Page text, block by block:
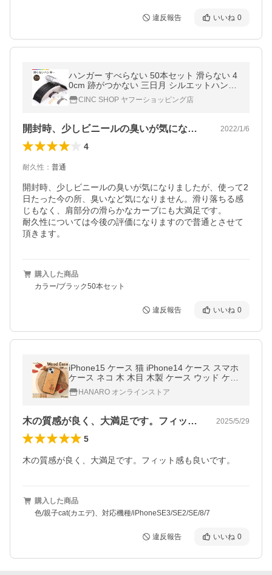
違反報告 いいね 0
ハンガー すべらない 50本セット 滑らない 4
0cm 跡がつかない 三日月 シルエットハンガ
ー ズボン スカート アーチ PVCコーティング
CINC SHOP ヤフーショッピング店
開封時、少しビニールの臭いが気になりま… 2022/1/6
4
耐久性 ： 普通
開封時、少しビニールの臭いが気になりましたが、使って2
日たった今の所、臭いなど気になりません。滑り落ちる感
じもなく、肩部分の滑らかなカーブにも大満足です。
耐久性については今後の評価になりますので普通とさせて
頂きます。
購入した商品
カラー/ブラック50本セット
違反報告 いいね 0
iPhone15 ケース 猫 iPhone14 ケース スマホ
ケース ネコ 木 木目 木製 ケース ウッド ケー
ス Wood iPhoneSE iPhone13 天然木 iPhone
12 11 iPhoneケース 8 7
HANARO オンラインストア
木の質感が良く、大満足です。フィット感… 2025/5/29
5
木の質感が良く、大満足です。フィット感も良いです。
購入した商品
色/親子cat(カエデ)、対応機種/iPhoneSE3/SE2/SE/8/7
違反報告 いいね 0